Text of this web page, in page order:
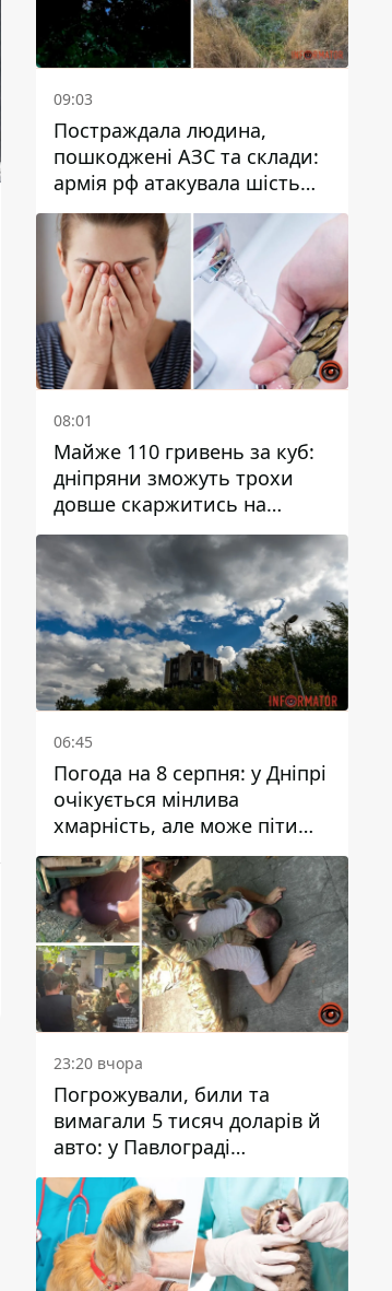
09:03
Постраждала людина,
пошкоджені АЗС та склади:
армія рф атакувала шість
районів Дніпропетровської
області
08:01
Майже 110 гривень за куб:
дніпряни зможуть трохи
довше скаржитись на
заплановані тарифи на воду
на 2027 рік
06:45
Погода на 8 серпня: у Дніпрі
очікується мінлива
хмарність, але може піти
дощ
23:20 вчора
Погрожували, били та
вимагали 5 тисяч доларів й
авто: у Павлограді
затримали двох чоловіків